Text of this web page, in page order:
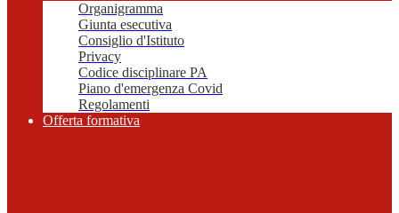
Organigramma
Giunta esecutiva
Consiglio d'Istituto
Privacy
Codice disciplinare PA
Piano d'emergenza Covid
Regolamenti
Offerta formativa